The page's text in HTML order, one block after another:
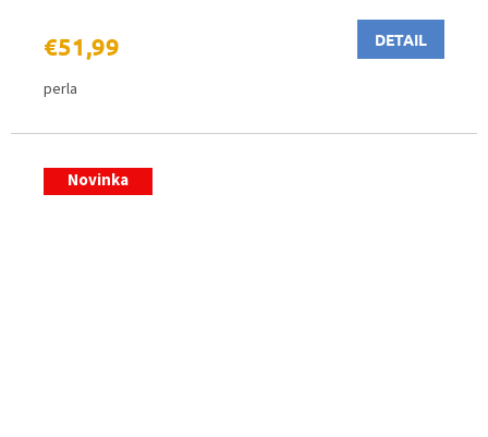
€51,99 DETAIL
perla
Novinka